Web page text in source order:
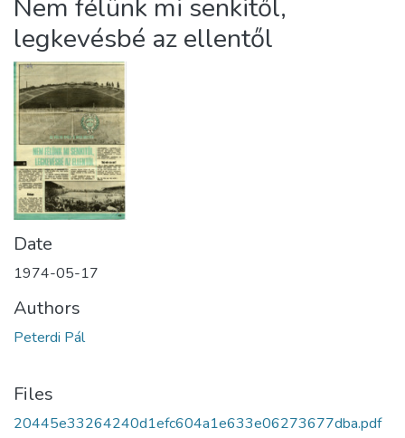
About us
Nem félünk mi senkitől,
legkevésbé az ellentől
Date
1974-05-17
Authors
Peterdi Pál
Files
20445e33264240d1efc604a1e633e06273677dba.pdf